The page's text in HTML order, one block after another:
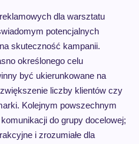
dla warsztatu
potencjalnych
skuteczność kampanii.
określonego celu
być ukierunkowane na
liczby klientów czy
Kolejnym powszechnym
do grupy docelowej;
i zrozumiałe dla